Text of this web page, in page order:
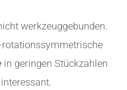
werkzeuggebunden.
rotationssymmetrische
in geringen Stückzahlen